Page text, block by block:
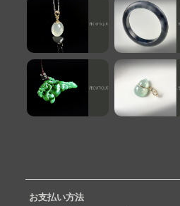
お支払い方法